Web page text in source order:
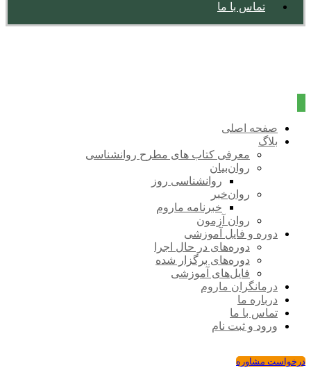
تماس با ما
صفحه اصلی
بلاگ
معرفی کتاب های مطرح روانشناسی
روان‌بیان
روانشناسی روز
روان‌خبر
خبرنامه ماروم
روان آزمون
دوره و فایل آموزشی
دوره‌های در حال اجرا
دوره‌های برگزار شده
فایل‌های آموزشی
درمانگران ماروم
درباره ما
تماس با ما
ورود و ثبت نام
درخواست مشاوره